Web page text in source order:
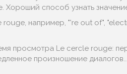
способ узнать
например, "'re out of",
просмотра Le cercle rouge:
произношение диалогов...